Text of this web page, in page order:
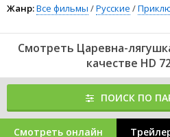
Жанр:Все фильмы /Русские /
Смотреть Царевна-
качестве HD
ПОИСК ПО
Смотреть онлайн